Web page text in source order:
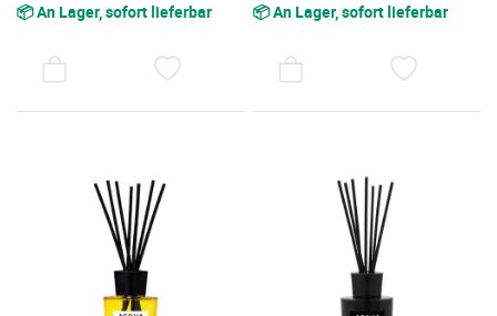
📦 An Lager, sofort lieferbar 📦 An Lager, sofort lieferbar